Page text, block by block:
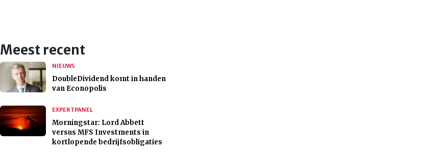
Meest recent
NIEUWS
DoubleDividend komt in handen
van Econopolis
EXPERTPANEL
Morningstar: Lord Abbett
versus MFS Investments in
kortlopende bedrijfsobligaties